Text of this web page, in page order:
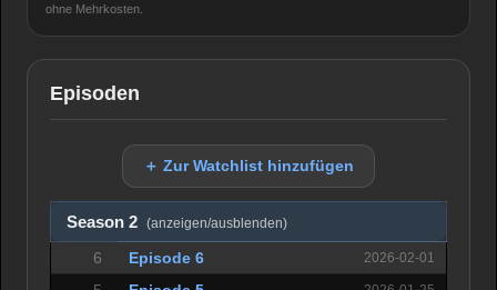
ohne Mehrkosten.
Episoden
＋ Zur Watchlist hinzufügen
Season 2 (anzeigen/ausblenden)
6 Episode 6 2026-02-01